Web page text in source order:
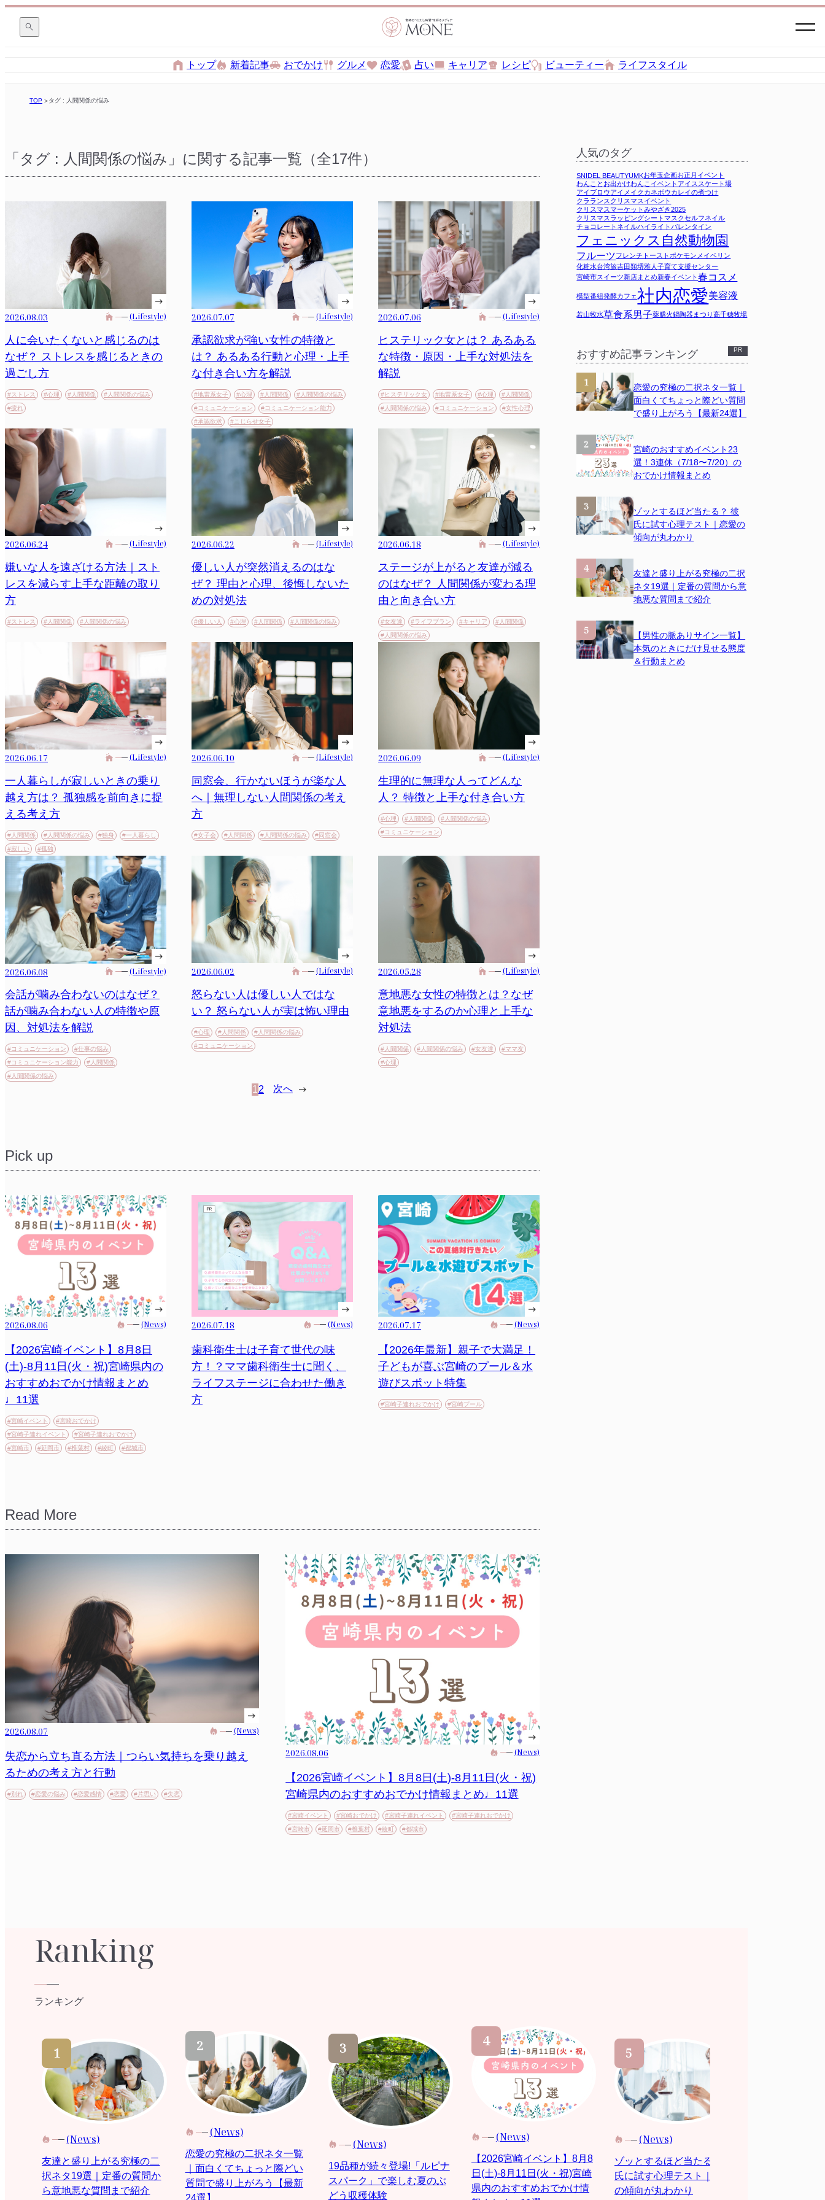
トップ 新着記事 おでかけ グルメ 恋愛 占い キャリア レシピ ビューティー ライフスタイル
TOP タグ : 人間関係の悩み
「タグ : 人間関係の悩み」に関する記事一覧（全17件）
2026.08.03 (Lifestyle)
人に会いたくないと感じるのは
なぜ？ ストレスを感じるときの
過ごし方
#ストレス #心理 #人間関係
#人間関係の悩み
#疲れ
2026.07.07 (Lifestyle)
承認欲求が強い女性の特徴と
は？ あるある行動と心理・上手
な付き合い方を解説
#地雷系女子 #心理 #人間関係
#人間関係の悩み
#コミュニケーション
#コミュニケーション能力
#承認欲求
#こじらせ女子
2026.07.06 (Lifestyle)
ヒステリック女とは？ あるある
な特徴・原因・上手な対処法を
解説
#ヒステリック女 #地雷系女子 #心理
#人間関係
#人間関係の悩み
#コミュニケーション #女性心理
2026.06.24 (Lifestyle)
嫌いな人を遠ざける方法｜スト
レスを減らす上手な距離の取り
方
#ストレス #人間関係 #人間関係の悩み
2026.06.22 (Lifestyle)
優しい人が突然消えるのはな
ぜ？ 理由と心理、後悔しないた
めの対処法
#優しい人 #心理 #人間関係 #人間関係の悩み
2026.06.18 (Lifestyle)
ステージが上がると友達が減る
のはなぜ？ 人間関係が変わる理
由と向き合い方
#女友達 #ライフプラン #キャリア
#人間関係
#人間関係の悩み
2026.06.17 (Lifestyle)
一人暮らしが寂しいときの乗り
越え方は？ 孤独感を前向きに捉
える考え方
#人間関係 #人間関係の悩み #独身
#一人暮らし
#寂しい
#孤独
2026.06.10 (Lifestyle)
同窓会、行かないほうが楽な人
へ｜無理しない人間関係の考え
方
#女子会 #人間関係 #人間関係の悩み #同窓会
2026.06.09 (Lifestyle)
生理的に無理な人ってどんな
人？ 特徴と上手な付き合い方
#心理 #人間関係
#人間関係の悩み
#コミュニケーション
2026.06.08 (Lifestyle)
会話が噛み合わないのはなぜ？
話が噛み合わない人の特徴や原
因、対処法を解説
#コミュニケーション
#仕事の悩み
#コミュニケーション能力
#人間関係
#人間関係の悩み
2026.06.02 (Lifestyle)
怒らない人は優しい人ではな
い？ 怒らない人が実は怖い理由
#心理 #人間関係
#人間関係の悩み
#コミュニケーション
2026.05.28 (Lifestyle)
意地悪な女性の特徴とは？なぜ
意地悪をするのか心理と上手な
対処法
#人間関係 #人間関係の悩み #女友達
#ママ友
#心理
1 2 次へ
Pick up
2026.08.06 (News)
【2026宮崎イベント】8月8日
(土)-8月11日(火・祝)宮崎県内の
おすすめおでかけ情報まとめ
♩11選
#宮崎イベント
#宮崎おでかけ
#宮崎子連れイベント
#宮崎子連れおでかけ
#宮崎市
#延岡市 #椎葉村 #綾町 #都城市
2026.07.18 (News)
歯科衛生士は子育て世代の味
方！？ママ歯科衛生士に聞く、
ライフステージに合わせた働き
方
2026.07.17 (News)
【2026年最新】親子で大満足！
子どもが喜ぶ宮崎のプール＆水
遊びスポット特集
#宮崎子連れおでかけ #宮崎プール
Read More
2026.08.07 (News)
失恋から立ち直る方法｜つらい気持ちを乗り越え
るための考え方と行動
#別れ #恋愛の悩み #恋愛感情 #恋愛 #片思い #失恋
2026.08.06 (News)
【2026宮崎イベント】8月8日(土)-8月11日(火・祝)
宮崎県内のおすすめおでかけ情報まとめ♩11選
#宮崎イベント #宮崎おでかけ #宮崎子連れイベント
#宮崎子連れおでかけ
#宮崎市
#延岡市 #椎葉村 #綾町 #都城市
人気のタグ
SNIDEL BEAUTYUMKお年玉企画お正月イベント
わんことお出かけわんこイベント アイススケート場
アイブロウアイメイク カネボウカレイの煮つけ
クラランス クリスマスイベント
クリスマスマーケットみやざき2025
クリスマスラッピングシートマスクセルフネイル
チョコレートネイルハイライトバレンタイン
フェニックス自然動物園
フルーツフレンチトーストポケモンメイベリン
化粧水台湾旅吉田類堺雅人子育て支援センター
宮崎市スイーツ新店まとめ新春イベント春コスメ
模型番組発酵カフェ社内恋愛美容液
若山牧水草食系男子薬膳火鍋陶器まつり高千穂牧場
おすすめ記事ランキング
恋愛の究極の二択ネタ一覧｜
面白くてちょっと際どい質問
で盛り上がろう【最新24選】
宮崎のおすすめイベント23
選！3連休（7/18〜7/20）の
おでかけ情報まとめ
ゾッとするほど当たる？ 彼
氏に試す心理テスト｜恋愛の
傾向が丸わかり
友達と盛り上がる究極の二択
ネタ19選｜定番の質問から意
地悪な質問まで紹介
【男性の脈ありサイン一覧】
本気のときにだけ見せる態度
＆行動まとめ
Ranking
ランキング
(News)
友達と盛り上がる究極の二
択ネタ19選｜定番の質問か
ら意地悪な質問まで紹介
(News)
恋愛の究極の二択ネタ一覧
｜面白くてちょっと際どい
質問で盛り上がろう【最新
24選】
(News)
19品種が続々登場!「ルピナ
スパーク」で楽しむ夏のぶ
どう収穫体験
(News)
【2026宮崎イベント】8月8
日(土)-8月11日(火・祝)宮崎
県内のおすすめおでかけ情
(News)
ゾッとするほど当たる？ 彼
氏に試す心理テスト｜恋愛
の傾向が丸わかり